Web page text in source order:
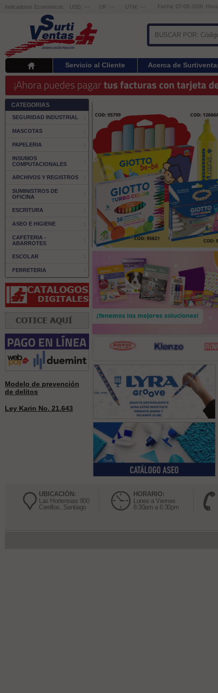
Indicadores Económicos USD: --- UF: --- UTM: --- Fecha: 07-08-2026
Servicio al Cliente Acerca de
CATEGORIAS
SEGURIDAD INDUSTRIAL
MASCOTAS
PAPELERIA
INSUMOS
COMPUTACIONALES
ARCHIVOS Y REGISTROS
SUMINISTROS DE
OFICINA
ESCRITURA
ASEO E HIGIENE
CAFETERIA -
ABARROTES
ESCOLAR
FERRETERIA
Modelo de prevención
de delitos
Ley Karin No. 21.643
UBICACIÓN:
Las Hortensias 900
Cerrillos, Santiago
HORARIO:
Lunes a Viernes
8:30am a 6:30pm